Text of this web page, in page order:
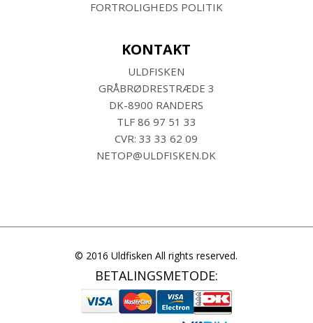
FORTROLIGHEDS POLITIK
KONTAKT
ULDFISKEN
GRÅBRØDRESTRÆDE 3
DK-8900 RANDERS
TLF 86 97 51 33
CVR: 33 33 62 09
NETOP@ULDFISKEN.DK
© 2016 Uldfisken All rights reserved.
BETALINGSMETODE: